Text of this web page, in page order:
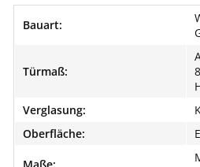
Bauart:
Türmaß:
Verglasung:
Oberfläche: